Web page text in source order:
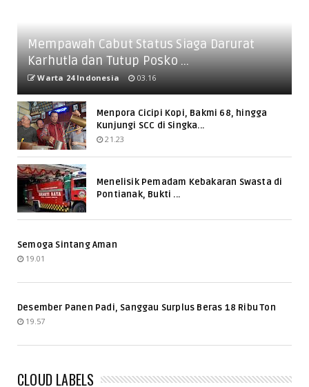
Mempawah Cabut Status Siaga Darurat
Karhutla dan Tutup Posko ...
Warta 24 Indonesia 03.16
Menpora Cicipi Kopi, Bakmi 68, hingga
Kunjungi SCC di Singka...
21.23
Menelisik Pemadam Kebakaran Swasta di
Pontianak, Bukti ...
Semoga Sintang Aman
19.01
Desember Panen Padi, Sanggau Surplus Beras 18 Ribu Ton
19.57
CLOUD LABELS